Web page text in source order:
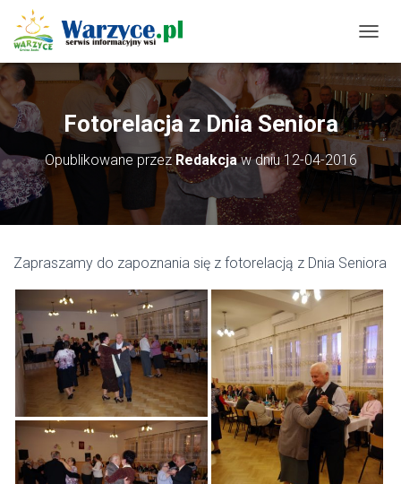
R
Z
E
Ą
C
Z
N
A
J
Ę
Fotorelacja z Dnia Seniora
Opublikowane przezRedakcjaw dniu12-04-2016
Zapraszamy do zapoznania się z fotorelacją z Dnia Seniora